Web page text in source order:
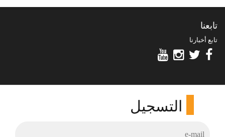
تابعنا
تابع أخبارنا
التسجيل